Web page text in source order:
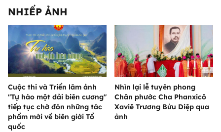
NHIẾP ẢNH
Cuộc thi và Triển lãm ảnh
"Tự hào một dải biên cương"
tiếp tục chờ đón những tác
phẩm mới về biên giới Tổ
quốc
Nhìn lại lễ tuyên phong
Chân phước Cha Phanxicô
Xaviê Trương Bửu Diệp qua
ảnh